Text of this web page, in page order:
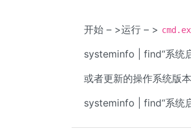
开始 – >运行 – >
systeminfo | find“系统
或者更新的操作系统版
systeminfo | find“系统